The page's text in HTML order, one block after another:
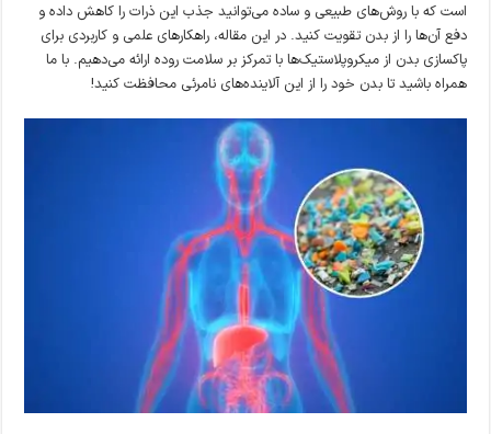
است که با روش‌های طبیعی و ساده می‌توانید جذب این ذرات را کاهش داده و
دفع آن‌ها را از بدن تقویت کنید. در این مقاله، راهکارهای علمی و کاربردی برای
پاکسازی بدن از میکروپلاستیک‌ها با تمرکز بر سلامت روده ارائه می‌دهیم. با ما
همراه باشید تا بدن خود را از این آلاینده‌های نامرئی محافظت کنید!